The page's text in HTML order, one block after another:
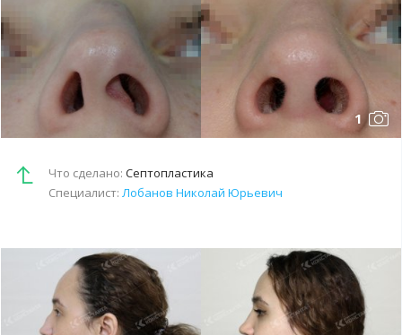
1
Что сделано: Септопластика
Специалист: Лобанов Николай Юрьевич